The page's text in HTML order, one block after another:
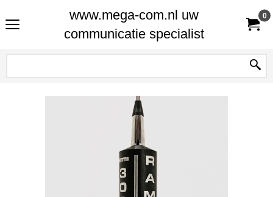
www.mega-com.nl uw
communicatie specialist
0